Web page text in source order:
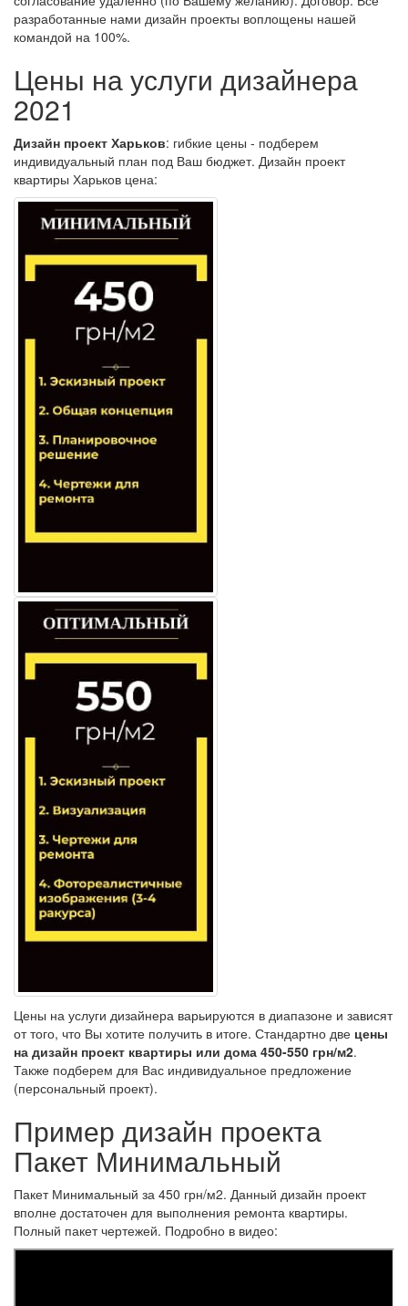
разработанные нами дизайн проекты воплощены нашей
командой на 100%.
Цены на услуги дизайнера
2021
Дизайн проект Харьков: гибкие цены - подберем
индивидуальный план под Ваш бюджет. Дизайн проект
квартиры Харьков цена:
Цены на услуги дизайнера варьируются в диапазоне и зависят
от того, что Вы хотите получить в итоге. Стандартно две цены
на дизайн проект квартиры или дома 450-550 грн/м2.
Также подберем для Вас индивидуальное предложение
(персональный проект).
Пример дизайн проекта
Пакет Минимальный
Пакет Минимальный за 450 грн/м2. Данный дизайн проект
вполне достаточен для выполнения ремонта квартиры.
Полный пакет чертежей. Подробно в видео: